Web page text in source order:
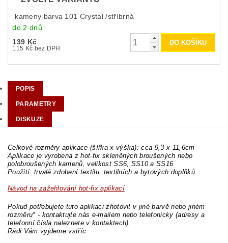
kameny barva 101 Crystal /stříbrná
do 2 dnů
139 Kč
115 Kč bez DPH
POPIS
PARAMETRY
DISKUZE
Celkové rozměry aplikace (šířka x výška): cca 9,3 x 11,6cm
Aplikace je vyrobena z hot-fix skleněných broušených nebo
polobroušených kamenů, velikost SS6, SS10 a SS16
Použití: trvalé zdobení textilu, textilních a bytových doplňků
Návod na zažehlování hot-fix aplikací
Pokud potřebujete tuto aplikaci zhotovit v jiné barvě nebo jiném
rozměru* - kontaktujte nás e-mailem nebo telefonicky (adresy a
telefonní čísla naleznete v kontaktech).
Rádi Vám vyjdeme vstříc